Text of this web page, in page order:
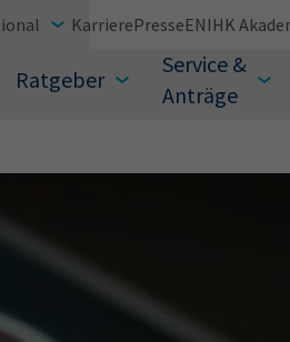
Ratgeber
Service &
Anträge
KarrierePresseEN IHK